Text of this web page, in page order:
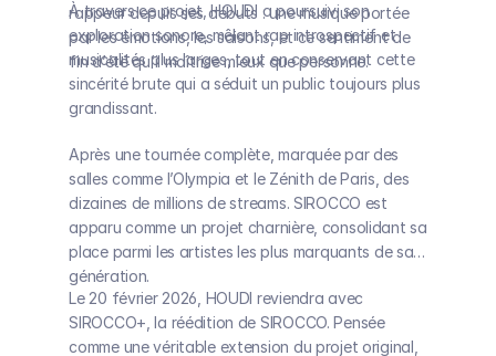
rappeur depuis ses débuts : une musique portée
par les émotions, les saisons, et ce sentiment de
fin d’été qu’il maîtrise mieux que personne.
À travers ce projet, HOUDI a poursuivi son
exploration sonore, mêlant rap introspectif et
musicalités plus larges, tout en conservant cette
sincérité brute qui a séduit un public toujours plus
grandissant.
Après une tournée complète, marquée par des
salles comme l’Olympia et le Zénith de Paris, des
dizaines de millions de streams. SIROCCO est
apparu comme un projet charnière, consolidant sa
place parmi les artistes les plus marquants de sa
génération.
Le 20 février 2026, HOUDI reviendra avec
SIROCCO+, la réédition de SIROCCO. Pensée
comme une véritable extension du projet original,